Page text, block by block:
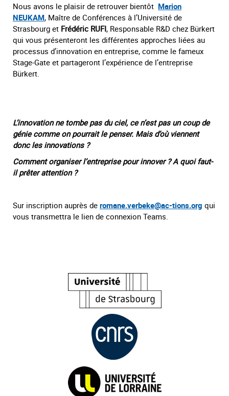
Nous avons le plaisir de retrouver bientôt Marion
NEUKAM, Maître de Conférences à l’Université de
Strasbourg et Frédéric RUFI, Responsable R&D chez Bürkert
qui vous présenteront les différentes approches liées au
processus d’innovation en entreprise, comme le fameux
Stage-Gate et partageront l’expérience de l’entreprise
Bürkert.
L’innovation ne tombe pas du ciel, ce n’est pas un coup de
génie comme on pourrait le penser. Mais d’où viennent
donc les innovations ?
Comment organiser l’entreprise pour innover ? A quoi faut-
il prêter attention ?
Sur inscription auprès de romane.verbeke@ac-tions.org qui
vous transmettra le lien de connexion Teams.